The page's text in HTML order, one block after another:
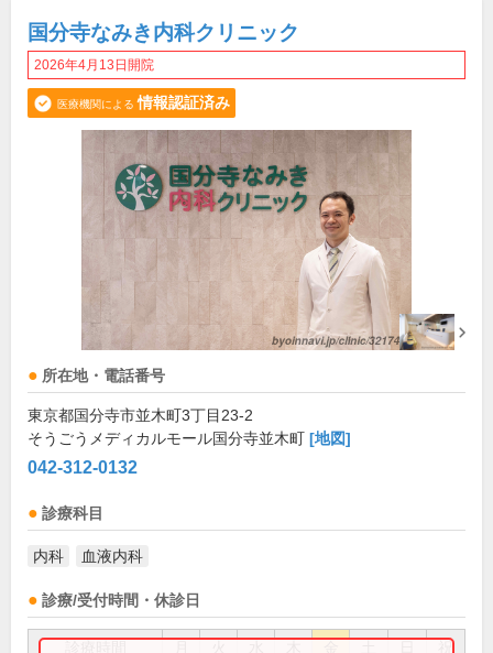
国分寺なみき内科クリニック
2026年4月13日開院
医療機関による 情報認証済み
所在地・電話番号
東京都国分寺市並木町3丁目23-2
そうごうメディカルモール国分寺並木町 [地図]
042-312-0132
診療科目
内科 血液内科
診療/受付時間・休診日
祝